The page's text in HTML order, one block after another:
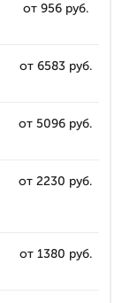
от 956 руб.
от 6583 руб.
от 5096 руб.
от 2230 руб.
от 1380 руб.